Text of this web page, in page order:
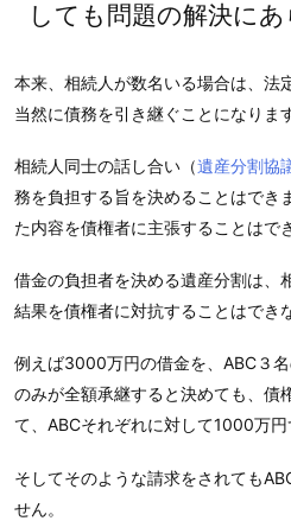
しても問題の解決に
本来、相続人が数名いる場合は、法
当然に債務を引き継ぐことになりま
相続人同士の話し合い（遺産分割協
務を負担する旨を決めることはでき
た内容を債権者に主張することはで
借金の負担者を決める遺産分割は、
結果を債権者に対抗することはでき
例えば3000万円の借金を、ABC３
のみが全額承継すると決めても、債
て、ABCそれぞれに対して1000万円
そしてそのような請求をされても
せん。